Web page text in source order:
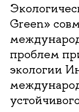
Green»
проблем
экологии